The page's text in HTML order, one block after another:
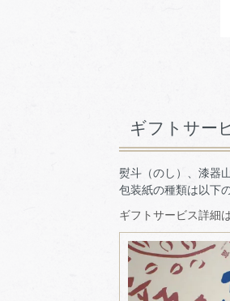
ギフトサー
熨斗（のし）、漆器
包装紙の種類は以下
ギフトサービス詳細